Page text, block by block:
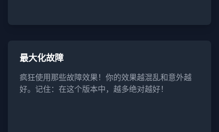
最大化故障
疯狂使用那些故障效果！你的效果越混乱和意外越
好。记住：在这个版本中，越多绝对越好！